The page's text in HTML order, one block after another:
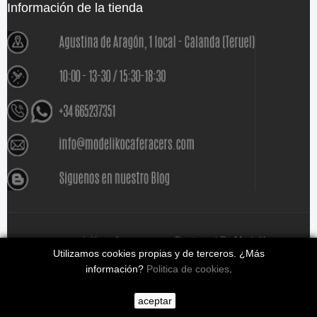
Información de la tienda
Utilizamos cookies propias y de terceros. ¿Más
información? Politica de cookies.
aceptar
www.modelikocaferacers.com Designed By Modeliko